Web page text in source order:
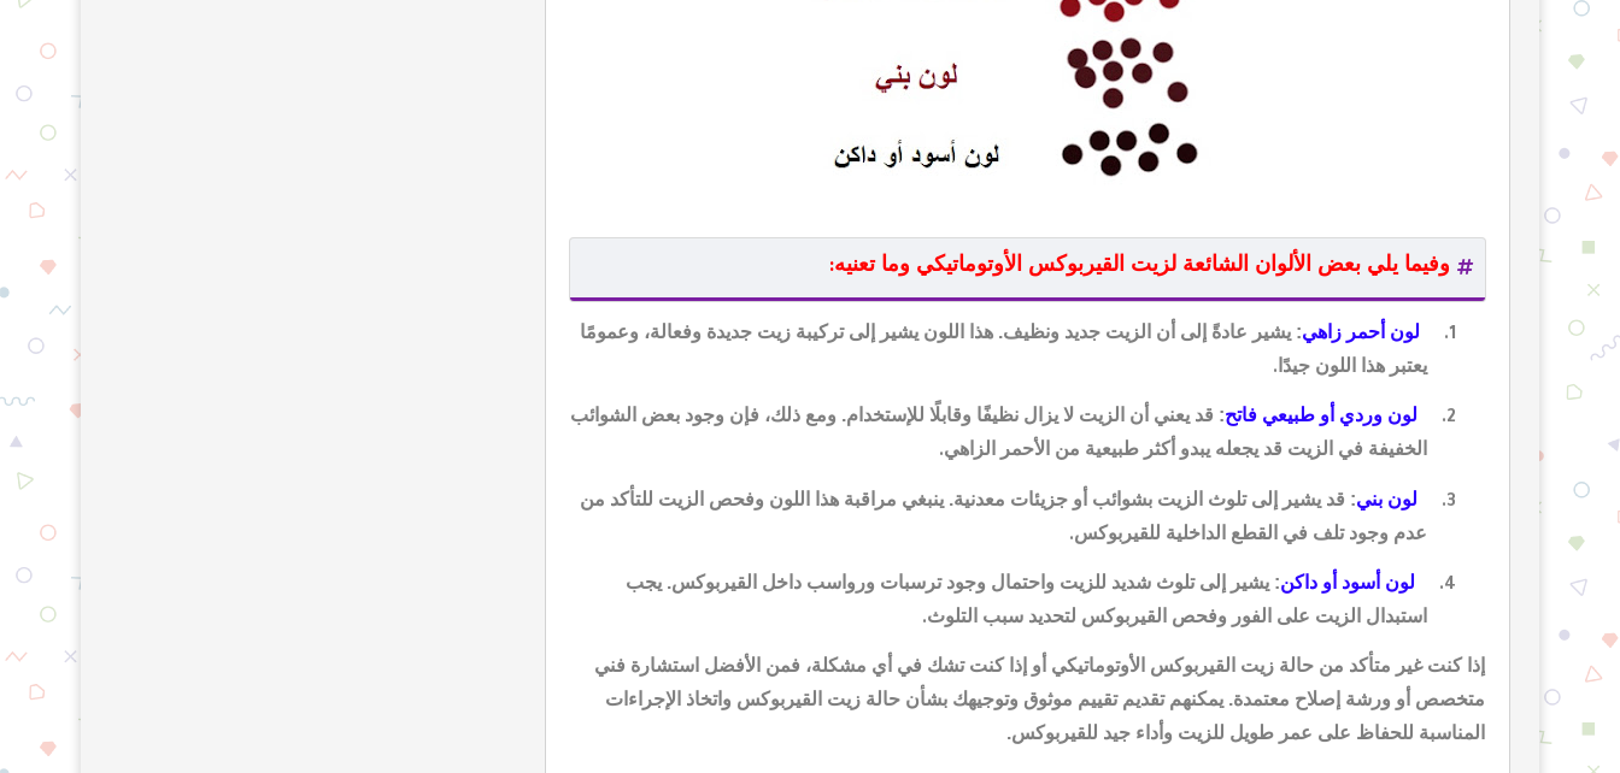
وفيما يلي بعض الألوان الشائعة لزيت القيربوكس الأوتوماتيكي وما تعنيه:
1. لون أحمر زاهي: يشير عادةً إلى أن الزيت جديد ونظيف. هذا اللون يشير إلى تركيبة زيت جديدة وفعالة، وعمومًا
يعتبر هذا اللون جيدًا .
2. لون وردي أو طبيعي فاتح: قد يعني أن الزيت لا يزال نظيفًا وقابلًا للإستخدام. ومع ذلك، فإن وجود بعض الشوائب
الخفيفة في الزيت قد يجعله يبدو أكثر طبيعية من الأحمر الزاهي.
3. لون بني: قد يشير إلى تلوث الزيت بشوائب أو جزيئات معدنية. ينبغي مراقبة هذا اللون وفحص الزيت للتأكد من
عدم وجود تلف في القطع الداخلية للقيربوكس.
4. لون أسود أو داكن: يشير إلى تلوث شديد للزيت واحتمال وجود ترسبات ورواسب داخل القيربوكس. يجب
استبدال الزيت على الفور وفحص القيربوكس لتحديد سبب التلوث.
إذا كنت غير متأكد من حالة زيت القيربوكس الأوتوماتيكي أو إذا كنت تشك في أي مشكلة، فمن الأفضل استشارة فني
متخصص أو ورشة إصلاح معتمدة. يمكنهم تقديم تقييم موثوق وتوجيهك بشأن حالة زيت القيربوكس واتخاذ الإجراءات
المناسبة للحفاظ على عمر طويل للزيت وأداء جيد للقيربوكس.